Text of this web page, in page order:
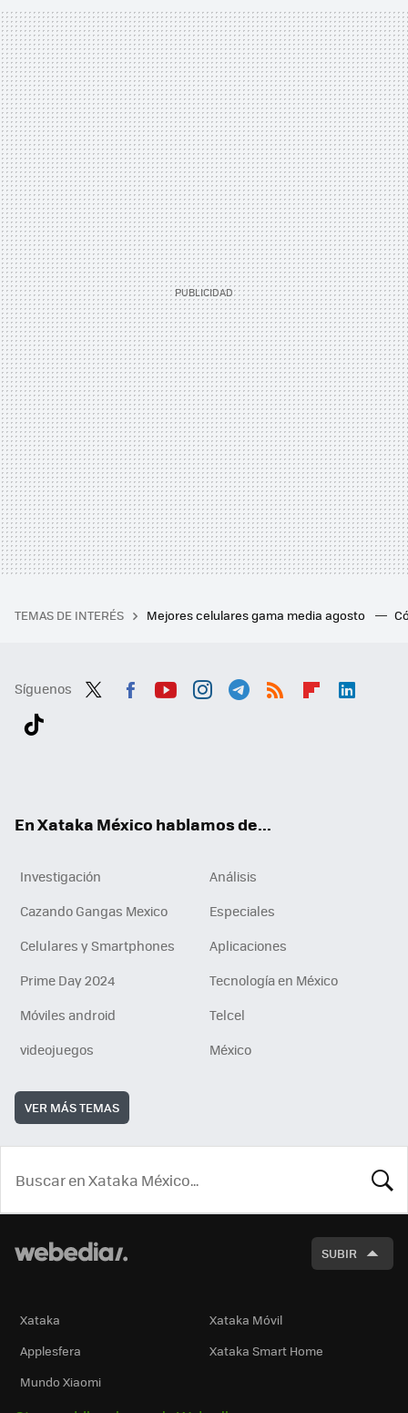
TEMAS DE INTERÉS Mejores celulares gama media agosto
Síguenos
En Xataka México hablamos de...
Investigación
Análisis
Cazando Gangas Mexico
Especiales
Celulares y Smartphones
Aplicaciones
Prime Day 2024
Tecnología en México
Móviles android
Telcel
videojuegos
México
VER MÁS TEMAS
SUBIR
Xataka
Xataka Móvil
Applesfera
Xataka Smart Home
Mundo Xiaomi